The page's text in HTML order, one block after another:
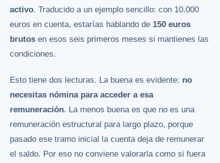
activo. Traducido a un ejemplo sencillo: con 10.000
euros en cuenta, estarías hablando de 150 euros
brutos en esos seis primeros meses si mantienes las
condiciones.
Esto tiene dos lecturas. La buena es evidente: no
necesitas nómina para acceder a esa
remuneración. La menos buena es que no es una
remuneración estructural para largo plazo, porque
pasado ese tramo inicial la cuenta deja de remunerar
el saldo. Por eso no conviene valorarla como si fuera